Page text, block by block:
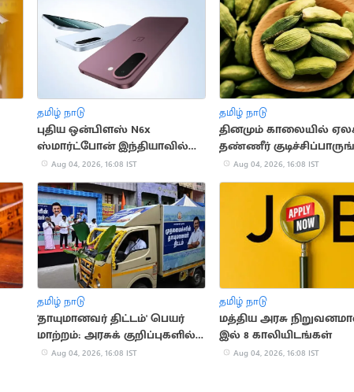
தமிழ் நாடு
புதிய ஒன்பிளஸ் N6x
ஸ்மார்ட்போன் இந்தியாவில்
அறிமுகம்!
Aug 04, 2026, 16:08 IST
தமிழ் நாடு
தினமும் காலையில்
தண்ணீர்
Aug 04, 2026, 16:08 IST
தமிழ் நாடு
'தாயுமானவர் திட்டம்' பெயர்
மாற்றம்: அரசுக் குறிப்புகளில்
புதிய பெயர்!
Aug 04, 2026, 16:08 IST
தமிழ் நாடு
மத்திய அரசு
இல் 8 காலியிடங்கள்
Aug 04, 2026, 16:08 IST